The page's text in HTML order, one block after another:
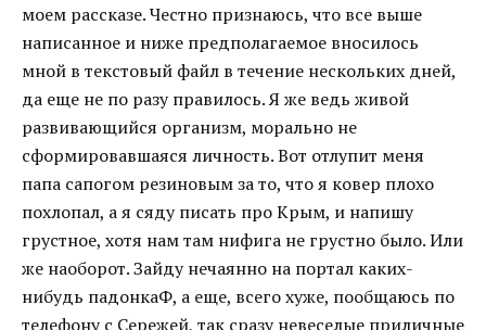
моем рассказе. Честно признаюсь, что все выше
написанное и ниже предполагаемое вносилось
мной в текстовый файл в течение нескольких дней,
да еще не по разу правилось. Я же ведь живой
развивающийся организм, морально не
сформировавшаяся личность. Вот отлупит меня
папа сапогом резиновым за то, что я ковер плохо
похлопал, а я сяду писать про Крым, и напишу
грустное, хотя нам там нифига не грустно было. Или
же наоборот. Зайду нечаянно на портал каких-
нибудь падонкаФ, а еще, всего хуже, пообщаюсь по
телефону с Сережей, так сразу невеселые приличные